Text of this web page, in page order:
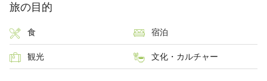
旅の目的
食 宿泊
観光 文化・カルチャー